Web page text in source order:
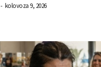
- kolovoza 9, 2026